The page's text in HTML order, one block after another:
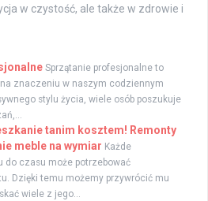
w czystość, ale także w zdrowie i
Sprzątanie profesjonalne to
znaczeniu w naszym codziennym
stylu życia, wiele osób poszukuje
tanim kosztem! Remonty
meble na wymiar Każde
do czasu może potrzebować
Dzięki temu możemy przywrócić mu
wiele z jego...